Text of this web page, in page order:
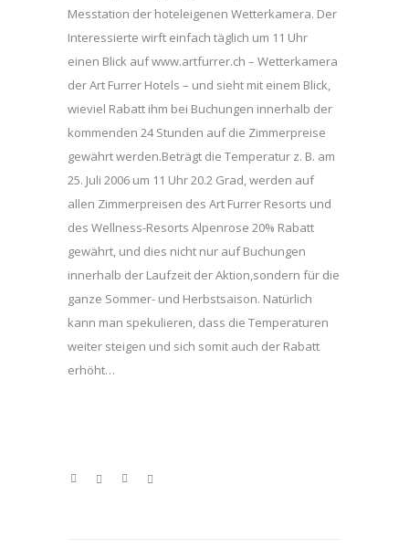
Messtation der hoteleigenen Wetterkamera. Der
Interessierte wirft einfach täglich um 11 Uhr
einen Blick auf www.artfurrer.ch – Wetterkamera
der Art Furrer Hotels – und sieht mit einem Blick,
wieviel Rabatt ihm bei Buchungen innerhalb der
kommenden 24 Stunden auf die Zimmerpreise
gewährt werden.Beträgt die Temperatur z. B. am
25. Juli 2006 um 11 Uhr 20.2 Grad, werden auf
allen Zimmerpreisen des Art Furrer Resorts und
des Wellness-Resorts Alpenrose 20% Rabatt
gewährt, und dies nicht nur auf Buchungen
innerhalb der Laufzeit der Aktion,sondern für die
ganze Sommer- und Herbstsaison. Natürlich
kann man spekulieren, dass die Temperaturen
weiter steigen und sich somit auch der Rabatt
erhöht…